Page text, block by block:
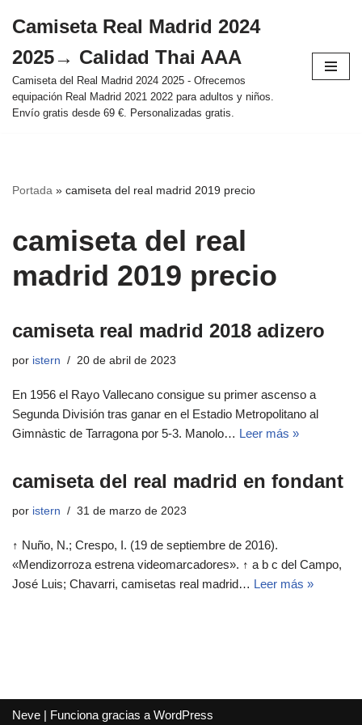
al
contenido
Camiseta Real Madrid 2024
2025→ Calidad Thai AAA
Camiseta del Real Madrid 2024 2025 - Ofrecemos
equipación Real Madrid 2021 2022 para adultos y niños.
Envío gratis desde 69 €. Personalizadas gratis.
Portada » camiseta del real madrid 2019 precio
camiseta del real
madrid 2019 precio
camiseta real madrid 2018 adizero
por istern 20 de abril de 2023
En 1956 el Rayo Vallecano consigue su primer ascenso a
Segunda División tras ganar en el Estadio Metropolitano al
Gimnàstic de Tarragona por 5-3. Manolo… Leer más »
camiseta del real madrid en fondant
por istern 31 de marzo de 2023
↑ Nuño, N.; Crespo, I. (19 de septiembre de 2016).
«Mendizorroza estrena videomarcadores». ↑ a b c del Campo,
José Luis; Chavarri, camisetas real madrid… Leer más »
Neve | Funciona gracias a WordPress